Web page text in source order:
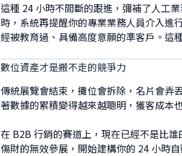
這種 24 小時不間斷的跟進，彌補了人工
時，系統再提醒你的專業業務人員介入進
經被教育過、具備高度意願的準客戶。這
數位資產才是搬不走的競爭力
傳統展覽會結束，攤位會拆除，名片會弄
著數據的累積變得越來越聰明，獲客成本
在 B2B 行銷的賽道上，現在已經不是比
傷財的無效參展，開始建構你的 24 小時